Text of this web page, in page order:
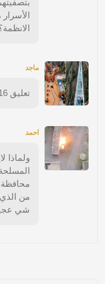
ماجد
تعليق 16 فوبيا....😂😂😂👍
احمد
ولماذا
محافظة
من
شي